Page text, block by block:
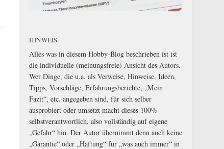
HINWEIS
Alles was in diesem Hobby-Blog beschrieben ist ist
die individuelle (meinungsfreie) Ansicht des Autors.
Wer Dinge, die u.a. als Verweise, Hinweise, Ideen,
Tipps, Vorschläge, Erfahrungsberichte, „Mein
Fazit“, etc. angegeben sind, für sich selber
ausprobiert oder umsetzt macht dieses 100%
selbstverantwortlich, also vollständig auf eigene
„Gefahr“ hin. Der Autor übernimmt denn auch keine
„Garantie“ oder „Haftung“ für „was auch immer“ in